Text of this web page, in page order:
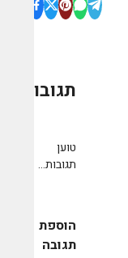
תגובות
טוען
תגובות...
הוספת
תגובה